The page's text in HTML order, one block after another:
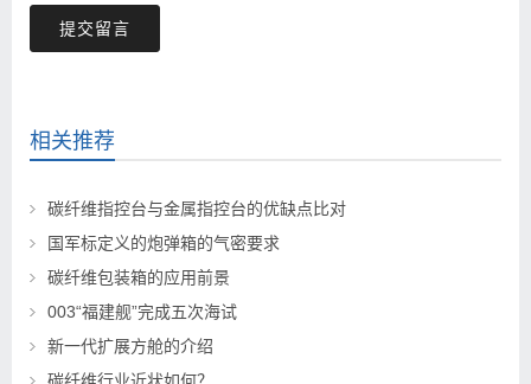
提交留言
相关推荐
碳纤维指控台与金属指控台的优缺点比对
国军标定义的炮弹箱的气密要求
碳纤维包装箱的应用前景
003“福建舰”完成五次海试
新一代扩展方舱的介绍